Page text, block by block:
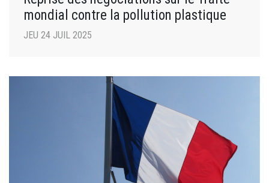
mondial contre la pollution plastique
JEU 24 JUIL 2025